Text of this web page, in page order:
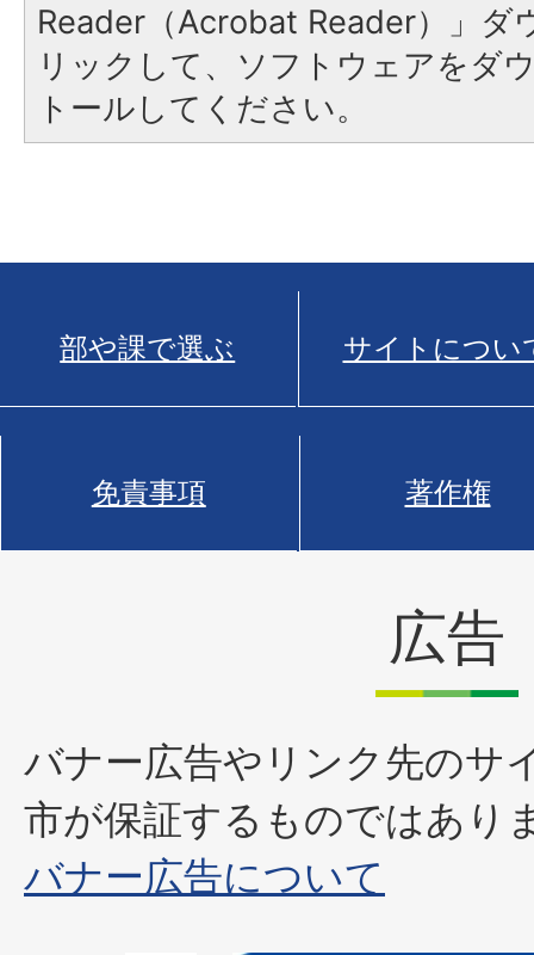
Reader（Acrobat Reader）」ダ
リックして、ソフトウェアをダ
トールしてください。
部や課で選ぶ サイトについ
免責事項 著作権
広告
バナー広告やリンク先のサ
市が保証するものではあり
バナー広告について